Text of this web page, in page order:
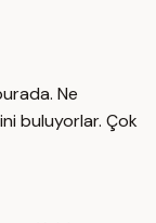
Ne
buluyorlar. Çok